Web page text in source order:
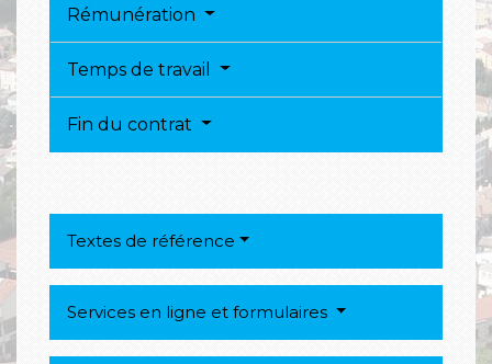
Rémunération
Temps de travail
Fin du contrat
Textes de référence
Services en ligne et formulaires